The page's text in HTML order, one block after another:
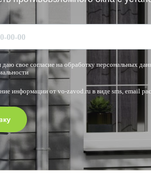
свое согласие на обработку персональных
информации от vo-zavod.ru в виде sms, email